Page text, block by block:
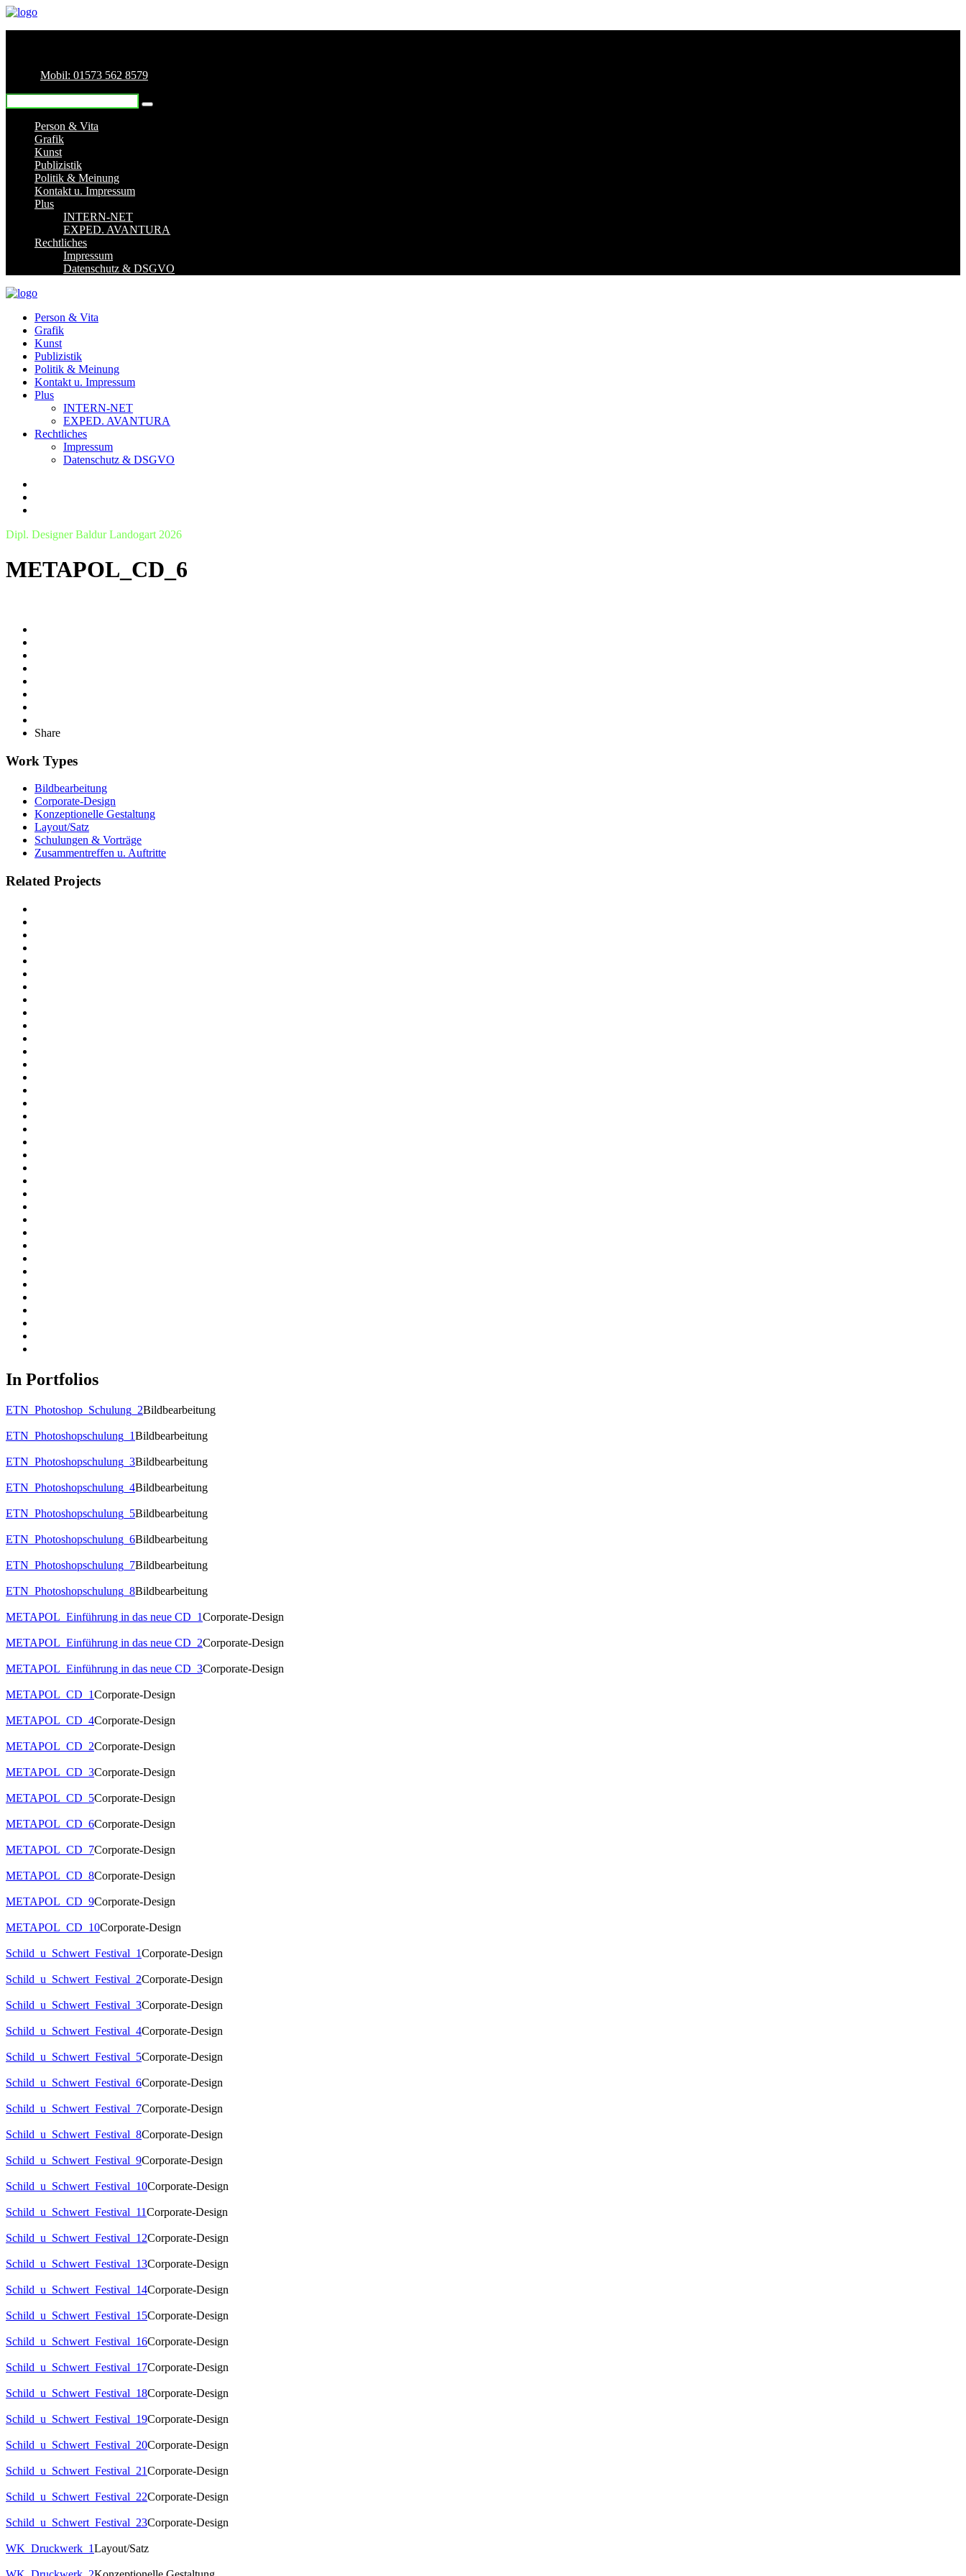
Mobil: 01573 562 8579
Person & Vita
Grafik
Kunst
Publizistik
Politik & Meinung
Kontakt u. Impressum
Plus
INTERN-NET
EXPED. AVANTURA
Rechtliches
Impressum
Datenschutz & DSGVO
Person & Vita
Grafik
Kunst
Publizistik
Politik & Meinung
Kontakt u. Impressum
Plus
INTERN-NET
EXPED. AVANTURA
Rechtliches
Impressum
Datenschutz & DSGVO
Dipl. Designer Baldur Landogart 2026
METAPOL_CD_6
Share
Work Types
Bildbearbeitung
Corporate-Design
Konzeptionelle Gestaltung
Layout/Satz
Schulungen & Vorträge
Zusammentreffen u. Auftritte
Related Projects
In Portfolios
ETN_Photoshop_Schulung_2Bildbearbeitung
ETN_Photoshopschulung_1Bildbearbeitung
ETN_Photoshopschulung_3Bildbearbeitung
ETN_Photoshopschulung_4Bildbearbeitung
ETN_Photoshopschulung_5Bildbearbeitung
ETN_Photoshopschulung_6Bildbearbeitung
ETN_Photoshopschulung_7Bildbearbeitung
ETN_Photoshopschulung_8Bildbearbeitung
METAPOL_Einführung in das neue CD_1Corporate-Design
METAPOL_Einführung in das neue CD_2Corporate-Design
METAPOL_Einführung in das neue CD_3Corporate-Design
METAPOL_CD_1Corporate-Design
METAPOL_CD_4Corporate-Design
METAPOL_CD_2Corporate-Design
METAPOL_CD_3Corporate-Design
METAPOL_CD_5Corporate-Design
METAPOL_CD_6Corporate-Design
METAPOL_CD_7Corporate-Design
METAPOL_CD_8Corporate-Design
METAPOL_CD_9Corporate-Design
METAPOL_CD_10Corporate-Design
Schild_u_Schwert_Festival_1Corporate-Design
Schild_u_Schwert_Festival_2Corporate-Design
Schild_u_Schwert_Festival_3Corporate-Design
Schild_u_Schwert_Festival_4Corporate-Design
Schild_u_Schwert_Festival_5Corporate-Design
Schild_u_Schwert_Festival_6Corporate-Design
Schild_u_Schwert_Festival_7Corporate-Design
Schild_u_Schwert_Festival_8Corporate-Design
Schild_u_Schwert_Festival_9Corporate-Design
Schild_u_Schwert_Festival_10Corporate-Design
Schild_u_Schwert_Festival_11Corporate-Design
Schild_u_Schwert_Festival_12Corporate-Design
Schild_u_Schwert_Festival_13Corporate-Design
Schild_u_Schwert_Festival_14Corporate-Design
Schild_u_Schwert_Festival_15Corporate-Design
Schild_u_Schwert_Festival_16Corporate-Design
Schild_u_Schwert_Festival_17Corporate-Design
Schild_u_Schwert_Festival_18Corporate-Design
Schild_u_Schwert_Festival_19Corporate-Design
Schild_u_Schwert_Festival_20Corporate-Design
Schild_u_Schwert_Festival_21Corporate-Design
Schild_u_Schwert_Festival_22Corporate-Design
Schild_u_Schwert_Festival_23Corporate-Design
WK_Druckwerk_1Layout/Satz